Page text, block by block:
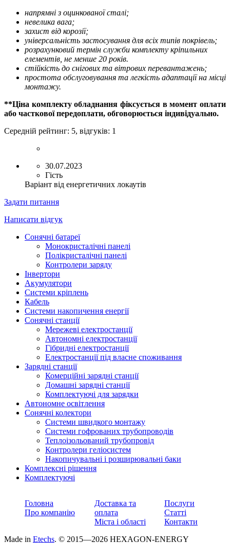
напрямні з оцинкованої сталі;
невелика вага;
захист від корозії;
універсальність застосування для всіх типів покрівель;
розрахунковий термін служби комплекту кріпильних
елементів, не менше 20 років.
стійкість до снігових та вітрових перевантажень;
простота обслуговування та легкість адаптації на місці
монтажу.
**Ціна комплекту обладнання фіксується в момент оплати
або часткової передоплати, обговорюється індивідуально.
Середній рейтинг: 5, відгуків: 1
30.07.2023
Гість
Варіант від енергетичних локаутів
Задати питання
Написати відгук
Сонячні батареї
Монокристалічні панелі
Полікристалічні панелі
Контролери заряду
Інвертори
Акумулятори
Системи кріплень
Кабель
Системи накопичення енергії
Сонячні станції
Мережеві електростанції
Автономні електростанції
Гібридні електростанції
Електростанції під власне споживання
Зарядні станції
Комерційні зарядні станції
Домашні зарядні станції
Комплектуючі для зарядки
Автономне освітлення
Сонячні колектори
Системи швидкого монтажу
Системи гофрованих трубопроводів
Теплоізольований трубопровід
Контролери геліосистем
Накопичувальні і розширювальні баки
Комплексні рішення
Комплектуючі
Головна
Про компанію
Доставка та
оплата
Міста і області
Послуги
Статті
Контакти
Made in Etechs. © 2015—2026 HEXAGON-ENERGY